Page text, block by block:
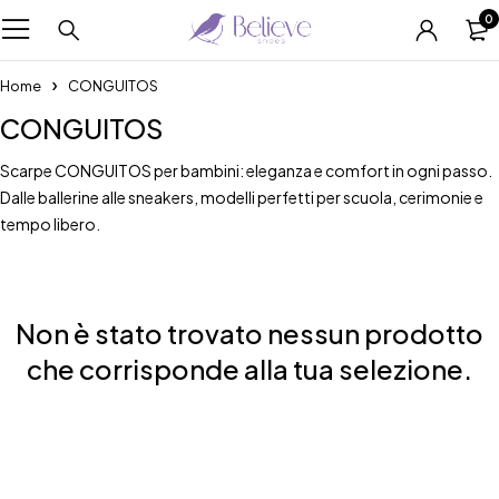
0
Home CONGUITOS
CONGUITOS
Scarpe CONGUITOS per bambini: eleganza e comfort in ogni passo.
Dalle ballerine alle sneakers, modelli perfetti per scuola, cerimonie e
tempo libero.
Non è stato trovato nessun prodotto
che corrisponde alla tua selezione.